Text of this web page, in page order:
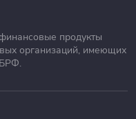
продукты
организаций, имеющих